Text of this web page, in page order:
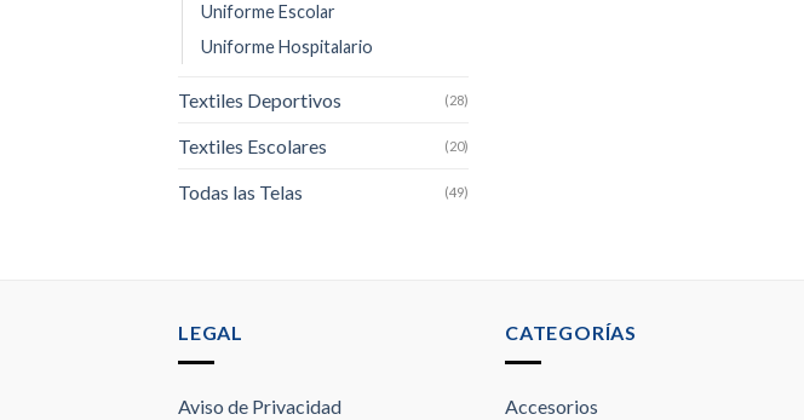
Uniforme Escolar
Uniforme Hospitalario
Textiles Deportivos (28)
Textiles Escolares (20)
Todas las Telas (49)
LEGAL
Aviso de Privacidad
CATEGORÍAS
Accesorios